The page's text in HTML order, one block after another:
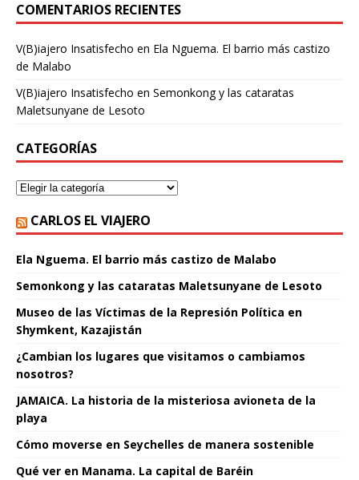
COMENTARIOS RECIENTES
V(B)iajero Insatisfecho en Ela Nguema. El barrio más castizo
de Malabo
V(B)iajero Insatisfecho en Semonkong y las cataratas
Maletsunyane de Lesoto
CATEGORÍAS
CARLOS EL VIAJERO
Ela Nguema. El barrio más castizo de Malabo
Semonkong y las cataratas Maletsunyane de Lesoto
Museo de las Víctimas de la Represión Política en
Shymkent, Kazajistán
¿Cambian los lugares que visitamos o cambiamos
nosotros?
JAMAICA. La historia de la misteriosa avioneta de la
playa
Cómo moverse en Seychelles de manera sostenible
Qué ver en Manama. La capital de Baréin